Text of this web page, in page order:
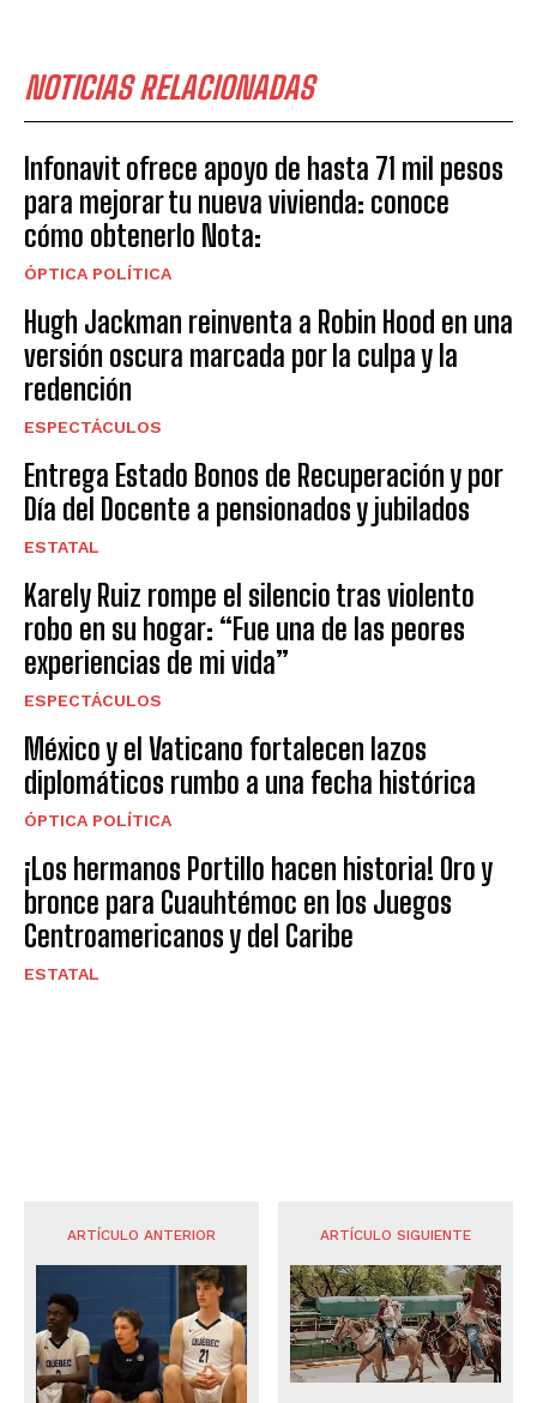
NOTICIAS RELACIONADAS
Infonavit ofrece apoyo de hasta 71 mil pesos
para mejorar tu nueva vivienda: conoce
cómo obtenerlo Nota:
ÓPTICA POLÍTICA
Hugh Jackman reinventa a Robin Hood en una
versión oscura marcada por la culpa y la
redención
ESPECTÁCULOS
Entrega Estado Bonos de Recuperación y por
Día del Docente a pensionados y jubilados
ESTATAL
Karely Ruiz rompe el silencio tras violento
robo en su hogar: “Fue una de las peores
experiencias de mi vida”
ESPECTÁCULOS
México y el Vaticano fortalecen lazos
diplomáticos rumbo a una fecha histórica
ÓPTICA POLÍTICA
¡Los hermanos Portillo hacen historia! Oro y
bronce para Cuauhtémoc en los Juegos
Centroamericanos y del Caribe
ESTATAL
ARTÍCULO ANTERIOR ARTÍCULO SIGUIENTE